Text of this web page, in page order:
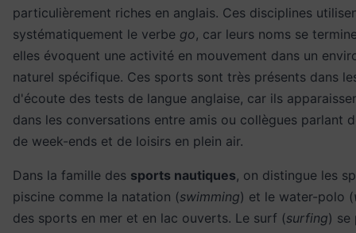
particulièrement riches en anglais. Ces disciplines
systématiquement le verbe go, car leurs noms se
elles évoquent une activité en mouvement dans un
naturel spécifique. Ces sports sont très présents dans
d'écoute des tests de langue anglaise, car ils
dans les conversations entre amis ou collègues parlant
de week-ends et de loisirs en plein air.
Dans la famille des sports nautiques, on distingue les
piscine comme la natation (swimming) et le water-polo (
des sports en mer et en lac ouverts. Le surf (surfing) se